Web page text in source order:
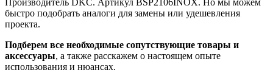
быстро подобрать аналоги для замены или удешевления
проекта.
Подберем все необходимые сопутствующие товары и
аксессуары, а также расскажем о настоящем опыте
использования и нюансах.